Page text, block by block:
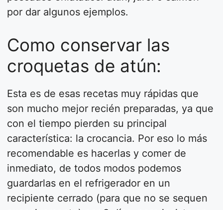
por dar algunos ejemplos.
Como conservar las
croquetas de atún:
Esta es de esas recetas muy rápidas que
son mucho mejor recién preparadas, ya que
con el tiempo pierden su principal
característica: la crocancia. Por eso lo más
recomendable es hacerlas y comer de
inmediato, de todos modos podemos
guardarlas en el refrigerador en un
recipiente cerrado (para que no se sequen